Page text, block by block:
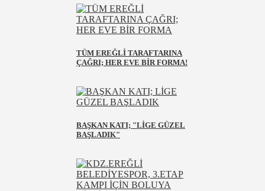
TÜM EREĞLİ TARAFTARINA
ÇAĞRI; HER EVE BİR FORMA!
BAŞKAN KATI; "LİGE GÜZEL
BAŞLADIK"